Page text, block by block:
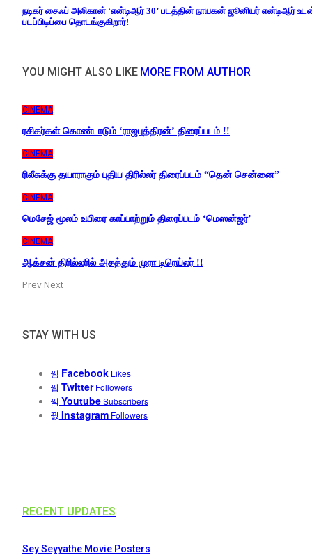
நடிகர் சைஃப் அலிகான் ‘என்டிஆர் 30’ படத்தின் நாயகன் ஜூனியர் என்டிஆர்
படப்பிடிப்பை தொடங்குகிறார்!
YOU MIGHT ALSO LIKE MORE FROM AUTHOR
CINEMA
ரசிகர்கள் கொண்டாடும் ‘ராஜபுத்திரன்’ திரைப்படம் !!
CINEMA
ரிலீசுக்கு தயாராகும் புதிய திரில்லர் திரைப்படம் “தென் சென்னை”
CINEMA
மெசேஜ் மூலம் உயிரை காப்பாற்றும் திரைப்படம் ‘மெஸன்ஜர்’
CINEMA
ஆக்சன் திரில்லரில் அசத்தும் முரா டிரெய்லர் !!
Prev Next
STAY WITH US
Facebook Likes
Twitter Followers
YoutubeSubscribers
Instagram Followers
RECENT UPDATES
Sey Seyyathe Movie Posters